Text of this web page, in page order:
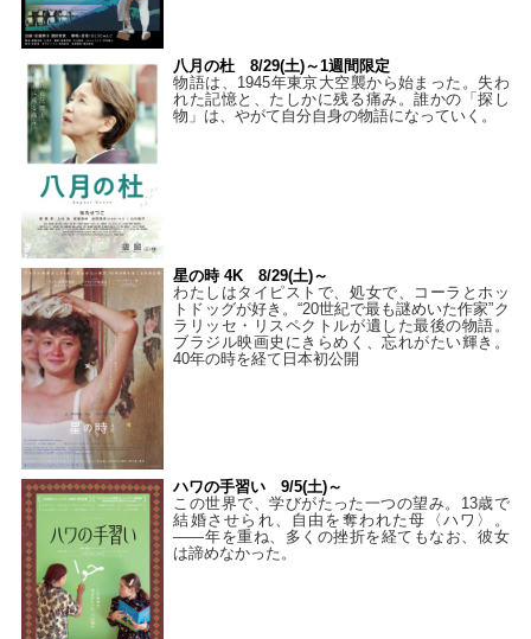
八月の杜 8/29(土)～1週間限定
物語は、1945年東京大空襲から始まった。失わ
れた記憶と、たしかに残る痛み。誰かの「探し
物」は、やがて自分自身の物語になっていく。
星の時 4K 8/29(土)～
わたしはタイピストで、処⼥で、コーラとホッ
トドッグが好き。“20世紀で最も謎めいた作家”ク
ラリッセ・リスペクトルが遺した最後の物語。
ブラジル映画史にきらめく、忘れがたい輝き。
40年の時を経て⽇本初公開
ハワの手習い 9/5(土)～
この世界で、学びがたった一つの望み。13歳で
結婚させられ、自由を奪われた母〈ハワ〉。
——年を重ね、多くの挫折を経てもなお、彼女
は諦めなかった。